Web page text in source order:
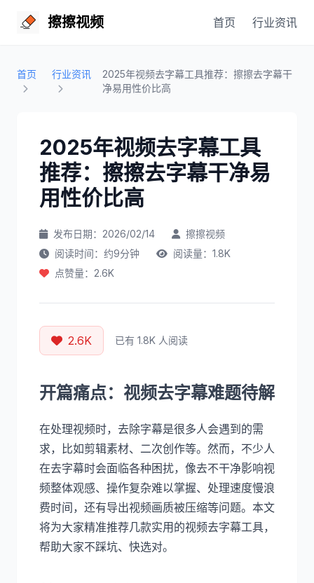
擦擦视频 首页 行业资讯
首页 行业资讯
2025年视频去字幕工具推荐：擦擦去字幕干
净易用性价比高
2025年视频去字幕工具
推荐：擦擦去字幕干净易
用性价比高
发布日期：2026/02/14
擦擦视频
阅读时间：约9分钟
阅读量：1.8K
点赞量：2.6K
2.6K 已有 1.8K 人阅读
开篇痛点：视频去字幕难题待解
在处理视频时，去除字幕是很多人会遇到的需
求，比如剪辑素材、二次创作等。然而，不少人
在去字幕时会面临各种困扰，像去不干净影响视
频整体观感、操作复杂难以掌握、处理速度慢浪
费时间，还有导出视频画质被压缩等问题。本文
将为大家精准推荐几款实用的视频去字幕工具，
帮助大家不踩坑、快选对。